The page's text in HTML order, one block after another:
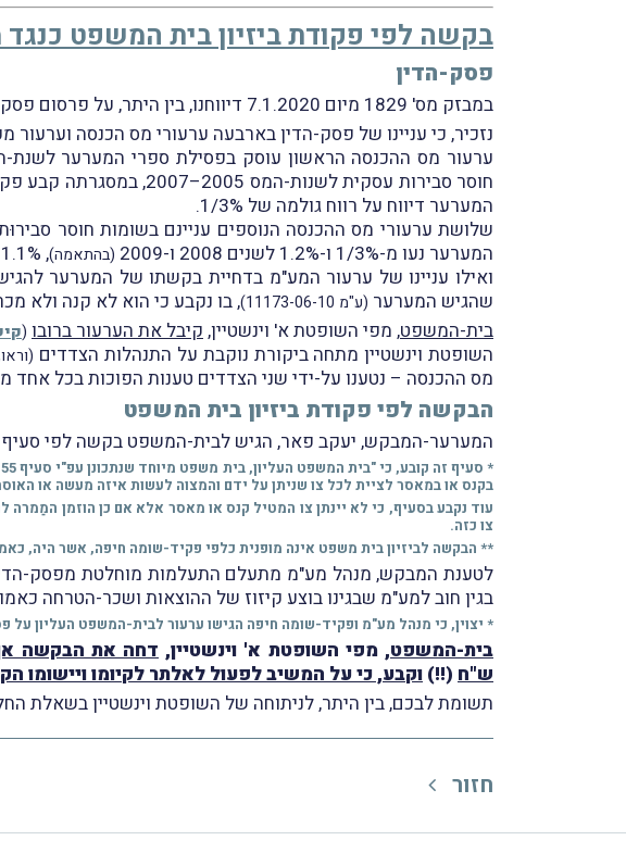
בקשה לפי פקודת ביזיון בית המשפט
פסק-הדין
במבזק מס' 1829 מיום 7.1.2020 דיווחנו, בין היתר, על פרסום פסק-הדין של בית-המשפט המחוזי בחיפה בענין
נזכיר, כי עניינו של פסק-הדין בארבעה ערעורי מס הכנסה וערעור
המערער דיווח על רווח גולמה של 1/3%.
המערער נעו מ-1/3% ו-1.2% לשנים 2008 ו-2009
(בהתאמה), 1.1% לשנת 2010 ו-5% לשנת 2011.
שהגיש המערער (ע"מ 11173-06-10)
, בו נקבע כי הוא לא קנה ולא
בית-המשפט, מפי השופטת א' וינשטיין,קיבל את הערעור ברובו (
השופטת וינשטיין מתחה ביקורת נוקבת על התנהלות הצדדים (וראו,
מס ההכנסה – נטענו על-ידי שני הצדדים טענות הפוכות בכל אחד
הבקשה לפי פקודת ביזיון בית המשפט
המערער-המבקש, יעקב פאר, הגיש לבית-המשפט בקשה לפי סעיף 6 לפקודת ביזיון בית המשפט
בקנס או במאסר לציית לכל צו שניתן על ידם והמצוה לעשות איזה מעשה או
עוד נקבע בסעיף, כי לא יינתן צו המטיל קנס או מאסר אלא אם כן הוזמן
צו כזה.
** הבקשה לביזיון בית משפט אינה מופנית כלפי פקיד-שומה חיפה, אשר היה,
לטענת המבקש, מנהל מע"מ מתעלם התעלמות מוחלטת מפסק-
בגין חוב למע"מ שבגינו בוצע קיזוז של ההוצאות ושכר-הטרחה
* יצוין, כי מנהל מע"מ ופקיד-שומה חיפה הגישו ערעור לבית-המשפט העליון על
בית-המשפט, מפי השופטת א' וינשטיין,
ש"ח (!!) וקבע, כי על המשיב לפעול לאלתר לקיומו ויישומו
תשומת לבכם, בין היתר, לניתוחה של השופטת וינשטיין בשאלת החלת
חזור